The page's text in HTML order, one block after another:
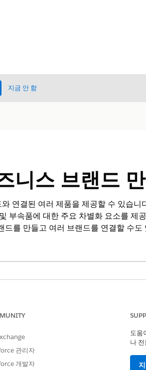
지금 안 함
스 브랜드
결된 여러 제품을 제공할 수 있습니
부속품에 대한 주요 차별화 요소를 제
를 만들고 여러 브랜드를 연결할 수도
Foundation 사용자 권한 집합
보호 세부 사항을 사용할 수 있도록 지
관리자
개발자
도움
나